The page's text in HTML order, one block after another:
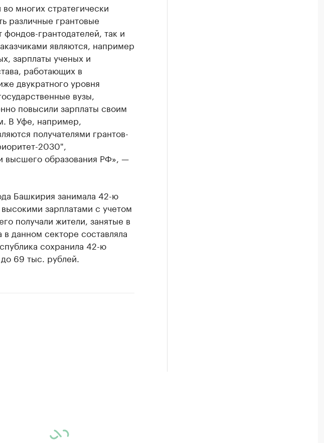
многих стратегически
различные грантовые
грантодателей, так и
являются, например
зарплаты ученых и
работающих в
двукратного уровня
вузы,
повысили зарплаты своим
В Уфе, например,
получателями грантов-
2030",
высшего образования РФ», —
Башкирия занимала 42-ю
зарплатами с учетом
получали жители, занятые в
данном секторе составляла
сохранила 42-ю
69 тыс. рублей.